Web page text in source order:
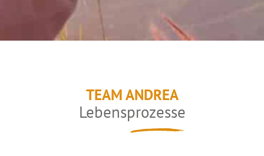
TEAM ANDREA
Lebensprozesse